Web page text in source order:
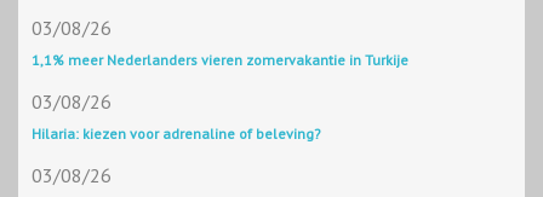
03/08/26
1,1% meer Nederlanders vieren zomervakantie in Turkije
03/08/26
Hilaria: kiezen voor adrenaline of beleving?
03/08/26